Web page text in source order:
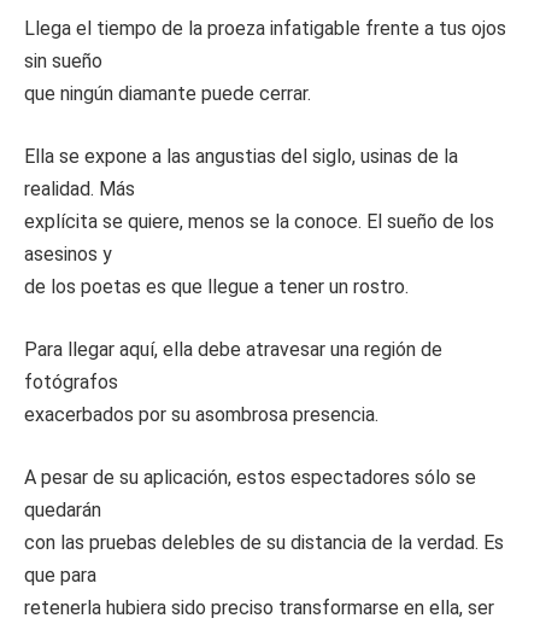
Llega el tiempo de la proeza infatigable frente a tus ojos
sin sueño
que ningún diamante puede cerrar.
Ella se expone a las angustias del siglo, usinas de la
realidad. Más
explícita se quiere, menos se la conoce. El sueño de los
asesinos y
de los poetas es que llegue a tener un rostro.
Para llegar aquí, ella debe atravesar una región de
fotógrafos
exacerbados por su asombrosa presencia.
A pesar de su aplicación, estos espectadores sólo se
quedarán
con las pruebas delebles de su distancia de la verdad. Es
que para
retenerla hubiera sido preciso transformarse en ella, ser